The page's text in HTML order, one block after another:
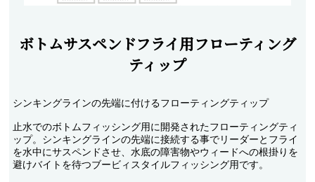
ボトムサスペンドフライ用フローティング
ティップ
シンキングラインの先端に付けるフローティングティップ
止水でのボトムフィッシング用に開発されたフローティングティ
ップ。シンキングラインの先端に接続する事でリーダーとフライ
を水中にサスペンドさせ、水底の障害物やウィードへの根掛りを
避けバイトを待つブービィスタイルフィッシング用です。